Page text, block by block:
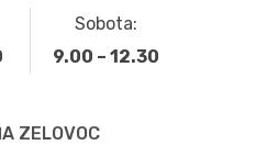
Sobota:
9.00 – 12.30
ZELOVOC